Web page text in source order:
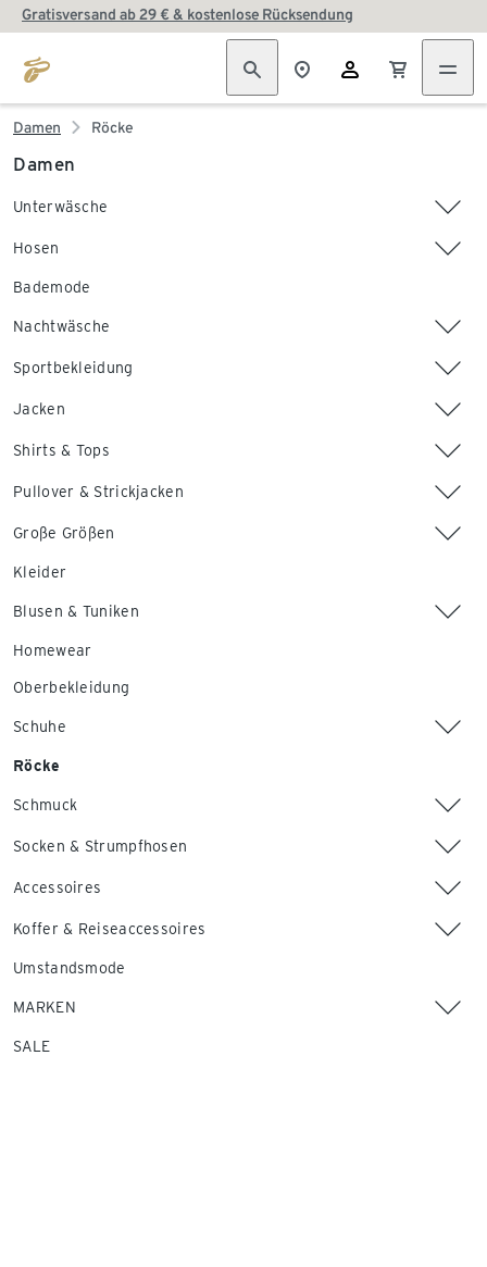
Gratisversand ab 29 € & kostenlose Rücksendung
Damen Röcke
Damen
Unterwäsche
Hosen
Bademode
Nachtwäsche
Sportbekleidung
Jacken
Shirts & Tops
Pullover & Strickjacken
Große Größen
Kleider
Blusen & Tuniken
Homewear
Oberbekleidung
Schuhe
Röcke
Schmuck
Socken & Strumpfhosen
Accessoires
Koffer & Reiseaccessoires
Umstandsmode
MARKEN
SALE